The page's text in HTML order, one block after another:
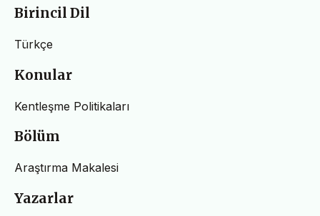
Birincil Dil
Türkçe
Konular
Kentleşme Politikaları
Bölüm
Araştırma Makalesi
Yazarlar